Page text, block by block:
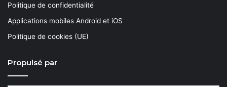
Politique de confidentialité
Applications mobiles Android et iOS
Politique de cookies (UE)
Propulsé par